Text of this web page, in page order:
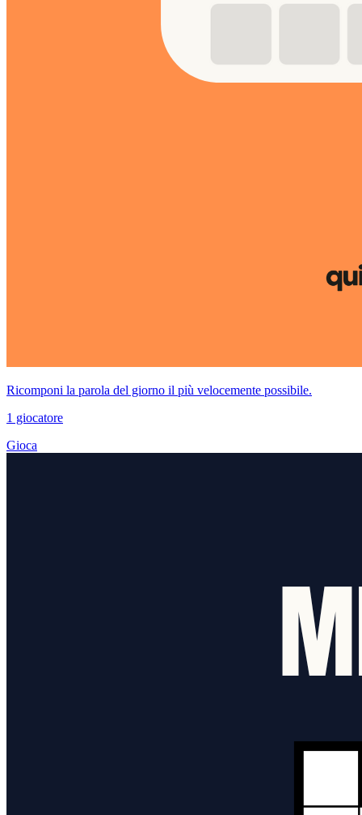
Ricomponi la parola del giorno il più velocemente possibile.
1 giocatore
Gioca